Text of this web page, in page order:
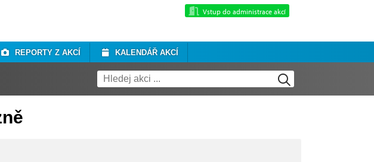
Vstup do administrace akcí
REPORTY Z AKCÍ KALENDÁŘ AKCÍ